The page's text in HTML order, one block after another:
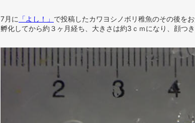
7月に 「よし！」 で投稿したカワヨシノボリ稚魚のその後をお
孵化してから約３ヶ月経ち、大きさは約3ｃｍになり、顔つ